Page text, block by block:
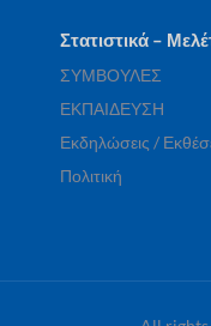
Στατιστικά –
ΣΥΜΒΟΥΛΕΣ
ΕΚΠΑΙΔΕΥΣΗ
Εκδηλώσεις /
Πολιτική